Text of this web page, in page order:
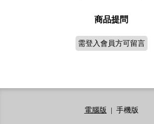
商品提問
需登入會員方可留言
電腦版 | 手機版